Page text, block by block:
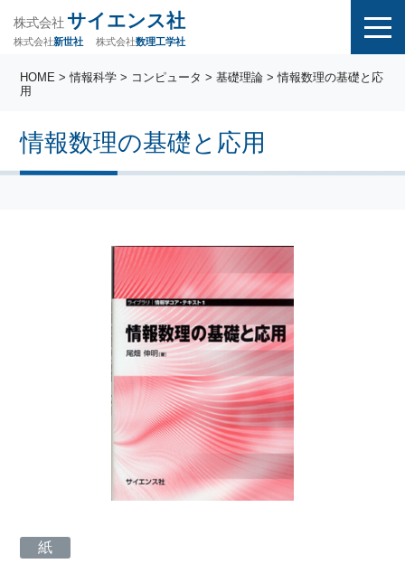
株式会社 サイエンス社
株式会社新世社 株式会社数理工学社
情報数理の基礎と応用
HOME >情報科学 > コンピュータ >基礎理論 > 情報数理の基礎と応
用
紙